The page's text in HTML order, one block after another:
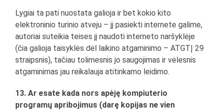
Lygiai ta pati nuostata galioja ir bet kokio kito
elektroninio turinio atveju – jį pasiekti internete galime,
autoriai suteikia teises jį naudoti interneto naršyklėje
(čia galioja taisyklės dėl laikino atgaminimo – ATGTĮ 29
straipsnis), tačiau tolimesnis jo saugojimas ir vėlesnis
atgaminimas jau reikalauja atitinkamo leidimo.
13. Ar esate kada nors apėję kompiuterio
programų apribojimus (darę kopijas ne vien